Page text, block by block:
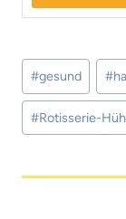
Schlagworte:
#gesund #
#Rotisserie-